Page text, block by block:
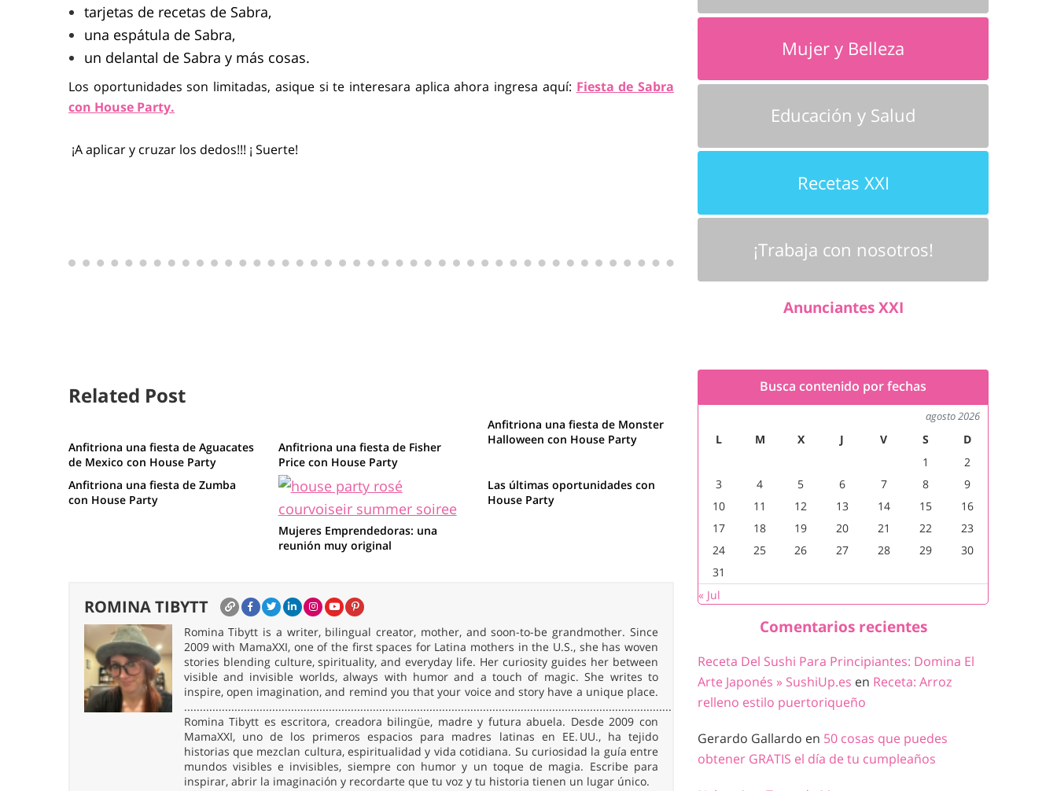
tarjetas de recetas de Sabra,
una espátula de Sabra,
un delantal de Sabra y más cosas.
Los oportunidades son limitadas, asique si te interesara aplica ahora ingresa aquí: Fiesta de Sabra
con House Party.
¡A aplicar y cruzar los dedos!!! ¡ Suerte!
Related Post
Anfitriona una fiesta de Aguacates
de Mexico con House Party
Anfitriona una fiesta de Fisher
Price con House Party
Anfitriona una fiesta de Monster
Halloween con House Party
Anfitriona una fiesta de Zumba
con House Party
Mujeres Emprendedoras: una
reunión muy original
Las últimas oportunidades con
House Party
ROMINA TIBYTT
Romina Tibytt is a writer, bilingual creator, mother, and soon-to-be grandmother. Since
2009 with MamaXXI, one of the first spaces for Latina mothers in the U.S., she has woven
stories blending culture, spirituality, and everyday life. Her curiosity guides her between
visible and invisible worlds, always with humor and a touch of magic. She writes to
inspire, open imagination, and remind you that your voice and story have a unique place.
...........................................................................................................................................................
Romina Tibytt es escritora, creadora bilingüe, madre y futura abuela. Desde 2009 con
MamaXXI, uno de los primeros espacios para madres latinas en EE. UU., ha tejido
historias que mezclan cultura, espiritualidad y vida cotidiana. Su curiosidad la guía entre
mundos visibles e invisibles, siempre con humor y un toque de magia. Escribe para
inspirar, abrir la imaginación y recordarte que tu voz y tu historia tienen un lugar único.
Mujer y Belleza
Educación y Salud
Recetas XXI
¡Trabaja con nosotros!
Anunciantes XXI
Busca contenido por fechas
agosto 2026
L M X J V S
D
1
2
3
4 5 6 7 8
9
10
11 12 13 14 15
16
17
18 19 20 21 22
23
24
25 26 27 28 29
30
31
« Jul
Comentarios recientes
Receta Del Sushi Para Principiantes: Domina El
Arte Japonés » SushiUp.es en Receta: Arroz
relleno estilo puertoriqueño
Gerardo Gallardo en 50 cosas que puedes
obtener GRATIS el día de tu cumpleaños